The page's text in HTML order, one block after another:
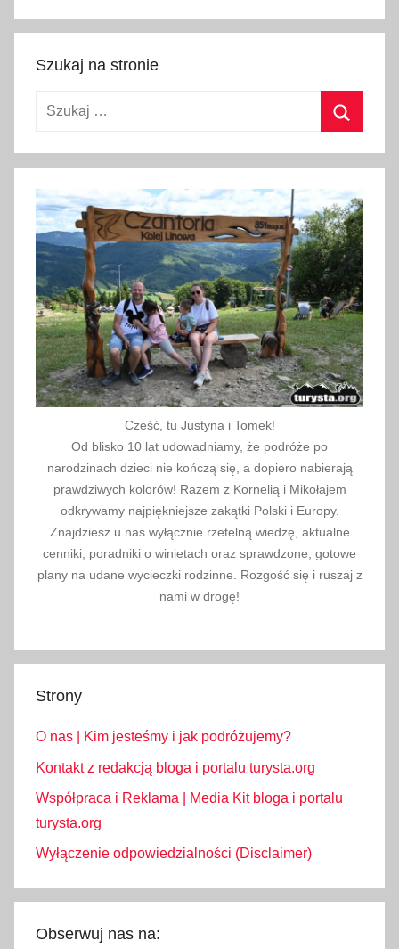
3
g
n
a
2
0
1
Szukaj na stronie
Szukaj:
Cześć, tu Justyna i Tomek!
Od blisko 10 lat udowadniamy, że podróże po
narodzinach dzieci nie kończą się, a dopiero nabierają
prawdziwych kolorów! Razem z Kornelią i Mikołajem
odkrywamy najpiękniejsze zakątki Polski i Europy.
Znajdziesz u nas wyłącznie rzetelną wiedzę, aktualne
cenniki, poradniki o winietach oraz sprawdzone, gotowe
plany na udane wycieczki rodzinne. Rozgość się i ruszaj z
nami w drogę!
Strony
O nas | Kim jesteśmy i jak podróżujemy?
Kontakt z redakcją bloga i portalu turysta.org
Współpraca i Reklama | Media Kit bloga i portalu
turysta.org
Wyłączenie odpowiedzialności (Disclaimer)
Obserwuj nas na: